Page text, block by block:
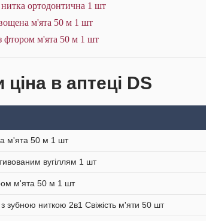
ортодонтична 1 шт
м'ята 50 м 1 шт
фтором м'ята 50 м 1 шт
ціна в аптеці DS
м'ята 50 м 1 шт
вугіллям 1 шт
м'ята 50 м 1 шт
зубною ниткою 2в1 Свіжість м'яти 50 шт